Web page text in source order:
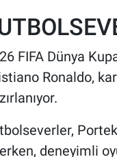
FIFA Dünya
Ronaldo,
deneyimli